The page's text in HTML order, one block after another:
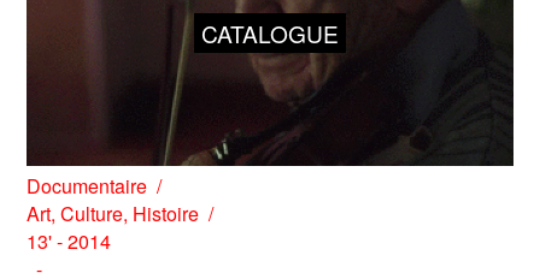
CATALOGUE
Documentaire
Art,Culture, Histoire
13' - 2014